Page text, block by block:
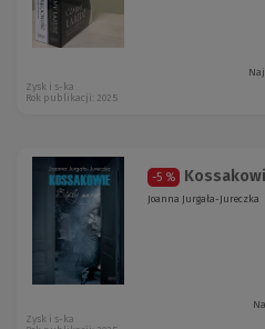
Zysk i s-ka
Rok publikacji: 2025
-5 %
Joanna Jurgała-Jureczka
Zysk i s-ka